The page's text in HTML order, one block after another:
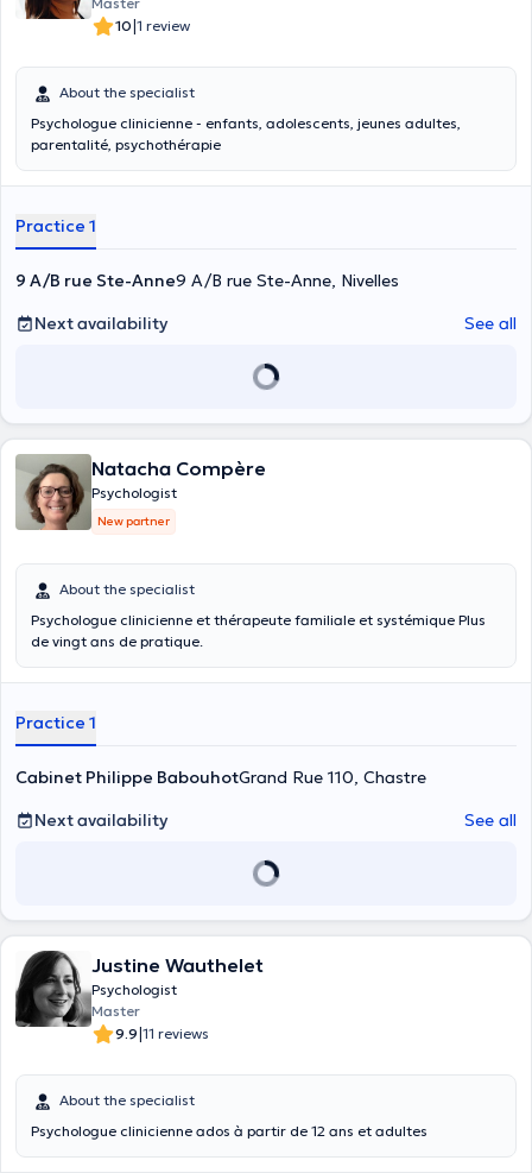
10|1 review
About the specialist
Psychologue clinicienne - enfants, adolescents, jeunes adultes,
parentalité, psychothérapie
Practice 1
9 A/B rue Ste-Anne9 A/B rue Ste-Anne, Nivelles
Next availability
See all
Natacha Compère
Psychologist
New partner
About the specialist
Psychologue clinicienne et thérapeute familiale et systémique Plus
de vingt ans de pratique.
Practice 1
Cabinet Philippe BabouhotGrand Rue 110, Chastre
Next availability
See all
Justine Wauthelet
Psychologist
Master
9.9|11 reviews
About the specialist
Psychologue clinicienne ados à partir de 12 ans et adultes